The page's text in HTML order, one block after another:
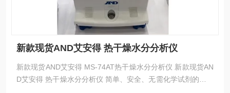
新款现货AND艾安得 热干燥水分分析仪
新款现货AND艾安得 MS-74AT热干燥水分分析仪 新款现货AN
D艾安得 热干燥水分分析仪 简单、安全、无需化学试剂的热干